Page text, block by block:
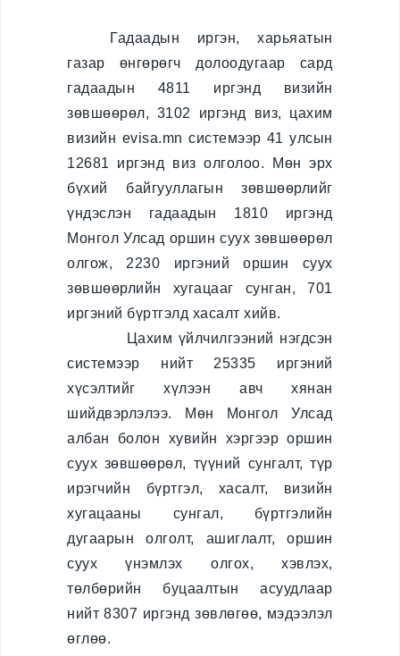
орон нутаг
Иргэний
харьяалал
Хүүхэд үрчлэлт
Төрийн бус
а
Иргэний харьяалал
Зөрчил шийдвэрлэх
Зөрчил шийдвэрлэх
Гадаадын иргэнийг
Монгол Улсаас
гарaхыг сануулах
Гадаадын иргэнийг
Монгол Улсаас
албадан гаргах
e-zasag.mn
Нээлттэй
мэдээлэл
Гадаадын иргэн, харьяатын
газар өнгөрөгч долоодугаар сард
гадаадын 4811 иргэнд визийн
зөвшөөрөл, 3102 иргэнд виз, цахим
визийн evisa.mn системээр 41 улсын
12681 иргэнд виз олголоо. Мөн эрх
бүхий байгууллагын зөвшөөрлийг
үндэслэн гадаадын 1810 иргэнд
Монгол Улсад оршин суух зөвшөөрөл
олгож, 2230 иргэний оршин суух
зөвшөөрлийн хугацааг сунган, 701
иргэний бүртгэлд хасалт хийв.
Цахим үйлчилгээний нэгдсэн
системээр нийт 25335 иргэний
хүсэлтийг хүлээн авч хянан
шийдвэрлэлээ. Мөн Монгол Улсад
албан болон хувийн хэргээр оршин
суух зөвшөөрөл, түүний сунгалт, түр
ирэгчийн бүртгэл, хасалт, визийн
хугацааны сунгал, бүртгэлийн
дугаарын олголт, ашиглалт, оршин
суух үнэмлэх олгох, хэвлэх,
төлбөрийн буцаалтын асуудлаар
нийт8307 иргэнд зөвлөгөө, мэдээлэл
өглөө.